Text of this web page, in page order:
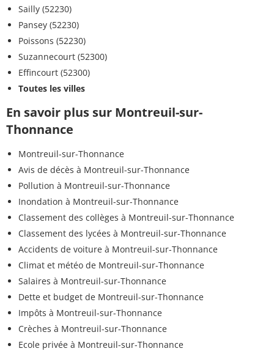
Sailly (52230)
Pansey (52230)
Poissons (52230)
Suzannecourt (52300)
Effincourt (52300)
Toutes les villes
En savoir plus sur Montreuil-sur-
Thonnance
Montreuil-sur-Thonnance
Avis de décès à Montreuil-sur-Thonnance
Pollution à Montreuil-sur-Thonnance
Inondation à Montreuil-sur-Thonnance
Classement des collèges à Montreuil-sur-Thonnance
Classement des lycées à Montreuil-sur-Thonnance
Accidents de voiture à Montreuil-sur-Thonnance
Climat et météo de Montreuil-sur-Thonnance
Salaires à Montreuil-sur-Thonnance
Dette et budget de Montreuil-sur-Thonnance
Impôts à Montreuil-sur-Thonnance
Crèches à Montreuil-sur-Thonnance
Ecole privée à Montreuil-sur-Thonnance